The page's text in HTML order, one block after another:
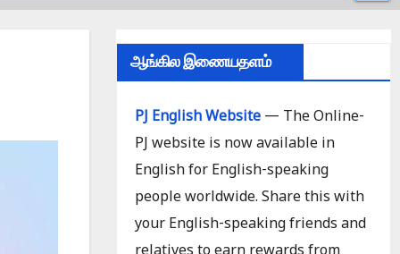
ஆங்கில இணையதளம்
PJ English Website— The Online-
PJ website is now available in
English for English-speaking
people worldwide. Share this with
your English-speaking friends and